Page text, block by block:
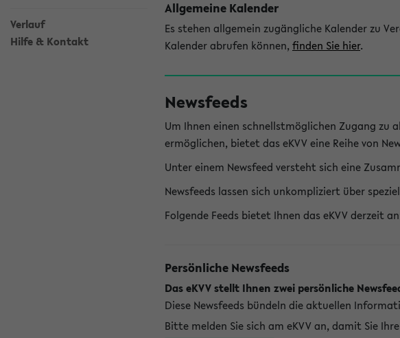
Verlauf
Hilfe & Kontakt
Allgemeine Kalender
Es stehen allgemein zugängliche Kalender zu
Kalender abrufen können, finden Sie hier.
Newsfeeds
Um Ihnen einen schnellstmöglichen Zugang zu
ermöglichen, bietet das eKVV eine Reihe von
Unter einem Newsfeed versteht sich eine
Newsfeeds lassen sich unkompliziert über
Folgende Feeds bietet Ihnen das eKVV derzeit
Persönliche Newsfeeds
Das eKVV stellt Ihnen zwei persönliche
Diese Newsfeeds bündeln die aktuellen
Bitte melden Sie sich am eKVV an, damit Sie